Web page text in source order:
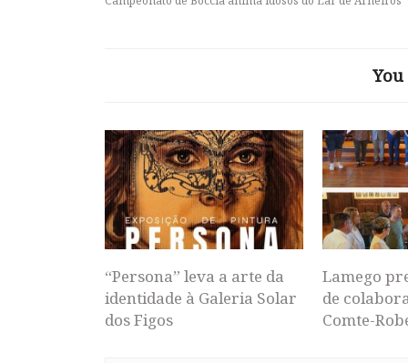
“Persona” leva a arte da
identidade à Galeria Solar
dos Figos
Lamego
de
Comte-